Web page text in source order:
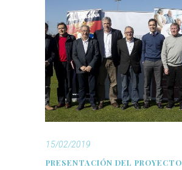
15/02/2019
PRESENTACIÓN DEL PROYECTO